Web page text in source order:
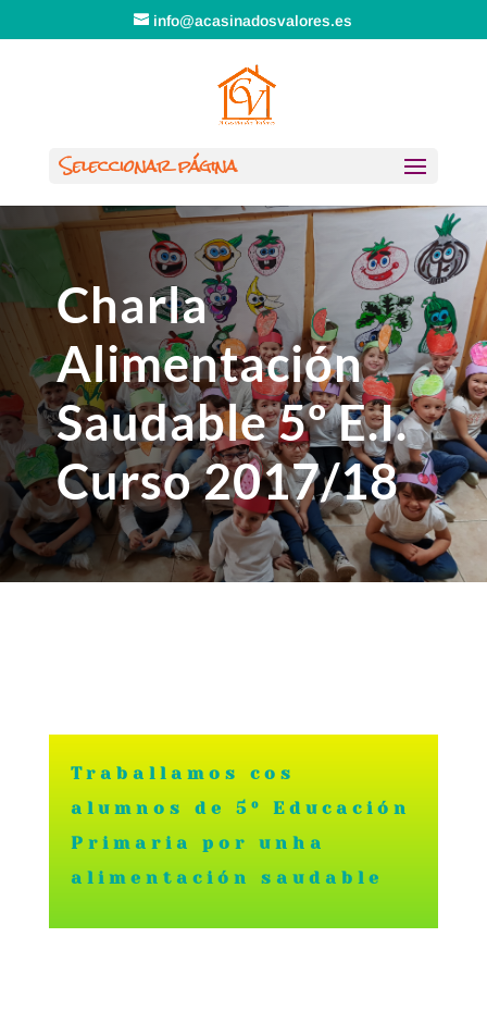
info@acasinadosvalores.es
Seleccionar página
Charla
Alimentación
Saudable 5º E.I.
Curso 2017/18
Traballamos cos
alumnos de 5º Educación
Primaria por unha
alimentación saudable